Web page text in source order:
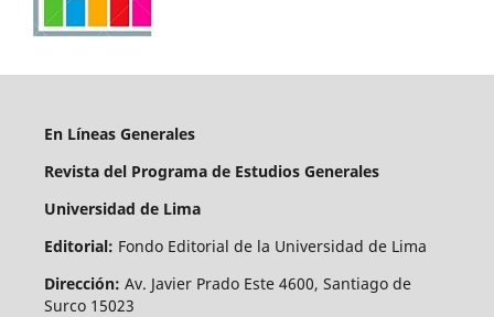
En Líneas Generales
Revista del Programa de Estudios Generales
Universidad de Lima
Editorial: Fondo Editorial de la Universidad de Lima
Dirección: Av. Javier Prado Este 4600, Santiago de
Surco 15023